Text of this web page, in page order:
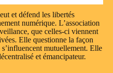
et défend les libertés
numérique. L’association
que celles-ci viennent
Elle questionne la façon
mutuellement. Elle
et émancipateur.